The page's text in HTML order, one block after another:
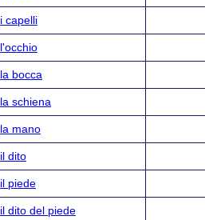
i capelli
l'occhio
la bocca
la schiena
la mano
il dito
il piede
il dito del piede